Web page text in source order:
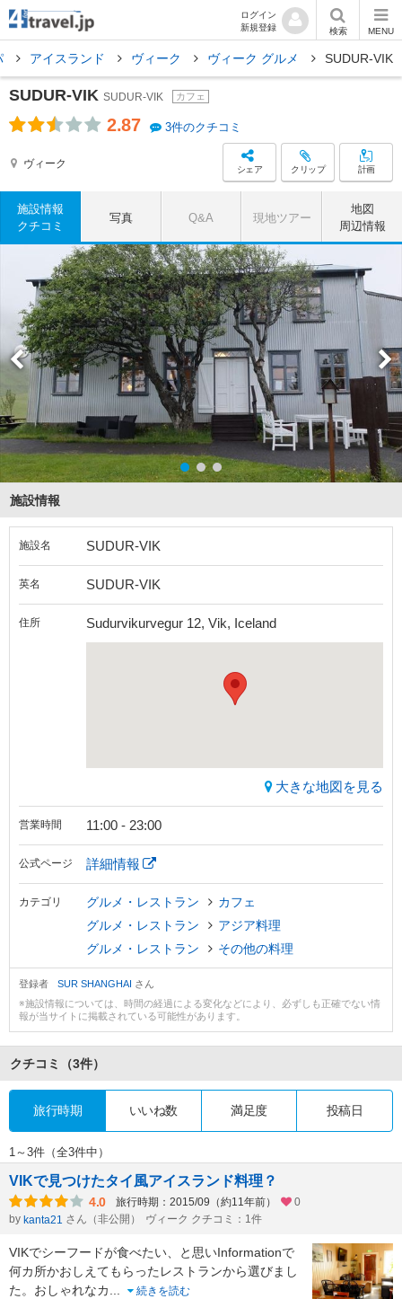
ログイン
新規登録
検索 MENU
アイスランド ヴィーク ヴィーク グルメ SUDUR-VIK
SUDUR-VIK SUDUR-VIK カフェ
2.87 3件のクチコミ
ヴィーク シェア クリップ 計画
施設情報
クチコミ
写真 Q&A 現地ツアー
地図
周辺情報
施設情報
施設名 SUDUR-VIK
英名 SUDUR-VIK
住所 Sudurvikurvegur 12, Vik, Iceland
大きな地図を見る
営業時間 11:00 - 23:00
公式ページ 詳細情報
カテゴリ グルメ・レストラン
カフェ
グルメ・レストラン
アジア料理
グルメ・レストラン
その他の料理
登録者 SUR SHANGHAI さん
※施設情報については、時間の経過による変化などにより、必ずしも正確でない情
報が当サイトに掲載されている可能性があります。
クチコミ （3件）
旅行時期 いいね数 満足度 投稿日
1～3件（全3件中）
VIKで見つけたタイ風アイスランド料理？
4.0 旅行時期：2015/09（約11年前）
0
by kanta21 さん（非公開） ヴィーク クチコミ：1件
VIKでシーフードが食べたい、と思いInformationで
何カ所かおしえてもらったレストランから選びまし
た。おしゃれなカ...
続きを読む